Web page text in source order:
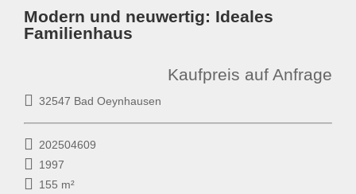
Modern und neuwertig: Ideales
Familienhaus
32547 Bad Oeynhausen
Kaufpreis auf Anfrage
202504609
1997
155 m²